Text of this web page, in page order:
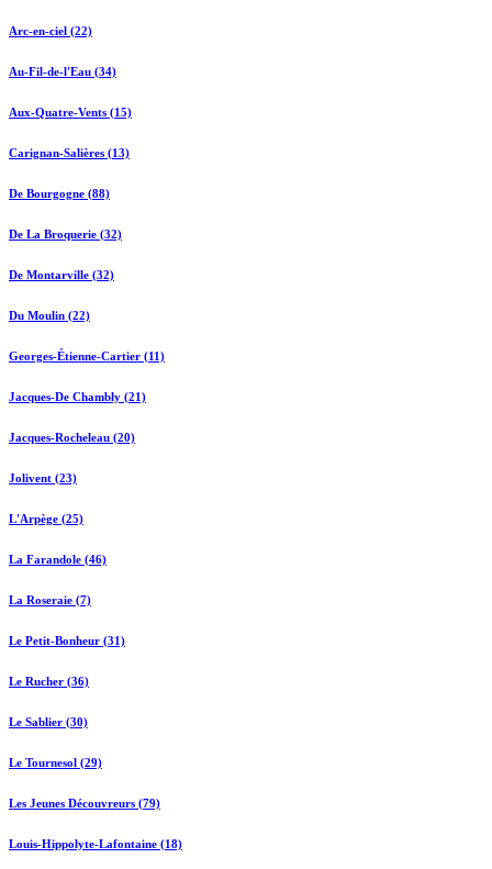
Arc-en-ciel (22)
Au-Fil-de-l'Eau (34)
Aux-Quatre-Vents (15)
Carignan-Salières (13)
De Bourgogne (88)
De La Broquerie (32)
De Montarville (32)
Du Moulin (22)
Georges-Étienne-Cartier (11)
Jacques-De Chambly (21)
Jacques-Rocheleau (20)
Jolivent (23)
L'Arpège (25)
La Farandole (46)
La Roseraie (7)
Le Petit-Bonheur (31)
Le Rucher (36)
Le Sablier (30)
Le Tournesol (29)
Les Jeunes Découvreurs (79)
Louis-Hippolyte-Lafontaine (18)